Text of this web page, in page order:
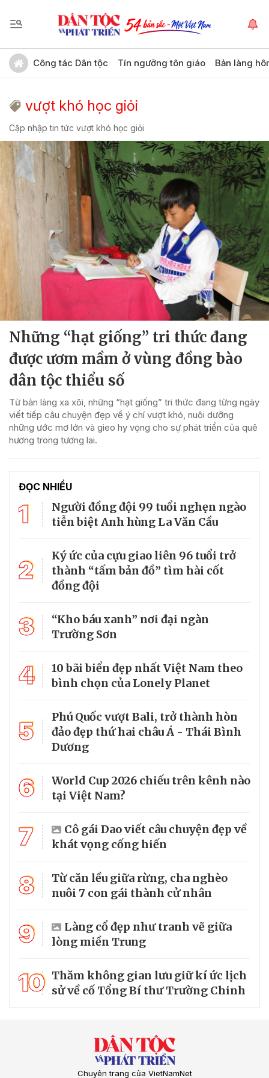
Công tác Dân tộc Tín ngưỡng tôn giáo Bản làng
vượt khó học giỏi
Cập nhập tin tức vượt khó học giỏi
Những “hạt giống” tri thức đang
được ươm mầm ở vùng đồng bào
dân tộc thiểu số
Từ bản làng xa xôi, những “hạt giống” tri thức đang từng ngày
viết tiếp câu chuyện đẹp về ý chí vượt khó, nuôi dưỡng
những ước mơ lớn và gieo hy vọng cho sự phát triển của quê
hương trong tương lai.
ĐỌC NHIỀU
1
Người đồng đội 99 tuổi nghẹn ngào
tiễn biệt Anh hùng La Văn Cầu
2
Ký ức của cựu giao liên 96 tuổi trở
thành “tấm bản đồ” tìm hài cốt
đồng đội
3
“Kho báu xanh” nơi đại ngàn
Trường Sơn
4
10 bãi biển đẹp nhất Việt Nam theo
bình chọn của Lonely Planet
5
Phú Quốc vượt Bali, trở thành hòn
đảo đẹp thứ hai châu Á - Thái Bình
Dương
6
World Cup 2026 chiếu trên kênh nào
tại Việt Nam?
7
Cô gái Dao viết câu chuyện đẹp về
khát vọng cống hiến
8
Từ căn lều giữa rừng, cha nghèo
nuôi 7 con gái thành cử nhân
9
Làng cổ đẹp như tranh vẽ giữa
lòng miền Trung
10 Thăm không gian lưu giữ kí ức lịch
sử về cố Tổng Bí thư Trường Chinh
Chuyên trang của VietNamNet